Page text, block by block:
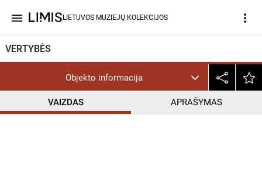
menu LIETUVOS MUZIEJŲ KOLEKCIJOS more_vert
VERTYBĖS
Objekto informacija
VAIZDAS APRAŠYMAS